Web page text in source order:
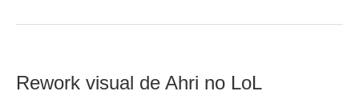
Rework visual de Ahri no LoL